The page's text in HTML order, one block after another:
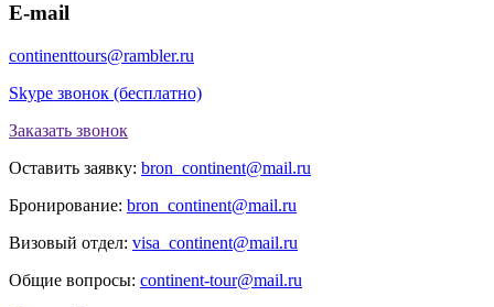
E-mail
continenttours@rambler.ru
Skype звонок (бесплатно)
Заказать звонок
Оставить заявку: bron_continent@mail.ru
Бронирование: bron_continent@mail.ru
Визовый отдел: visa_continent@mail.ru
Общие вопросы: continent-tour@mail.ru